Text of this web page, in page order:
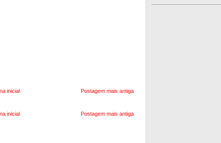
Postagem mais antiga
inicial
Postagem mais antiga
inicial